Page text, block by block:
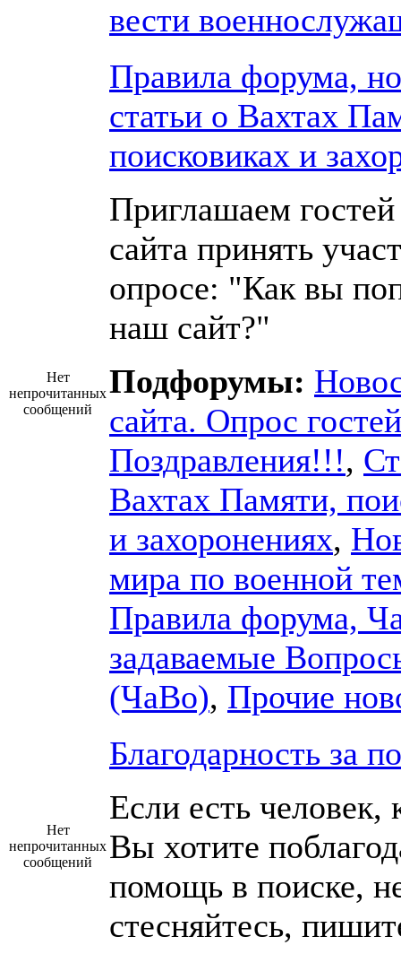
вести
Нет
непрочитанных
сообщений
Правила форума,
статьи о Вахтах
поисковиках и
Приглашаем
сайта принять
опросе: "Как вы
наш сайт?"
Подфорумы:
сайта. Опрос
Поздравления!!!,
Вахтах Памяти,
и захоронениях,
мира по военной
Правила форума,
задаваемые
(ЧаВо), Прочие
Нет
непрочитанных
сообщений
Благодарность за
Если есть человек,
Вы хотите
помощь в поиске,
стесняйтесь,